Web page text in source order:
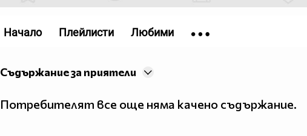
Съдържание за приятели
Потребителят все още няма качено съдържание.
Начало Плейлисти Любими